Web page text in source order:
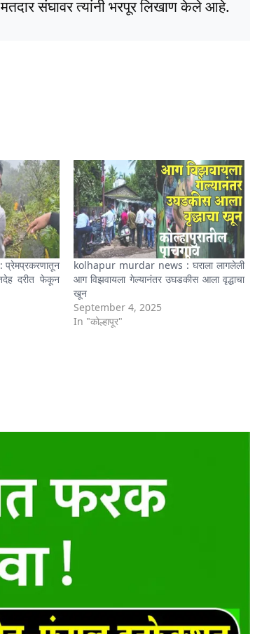
संघावर त्यांनी भरपूर लिखाण केले आहे.
दरीत फेकून
kolhapur murdar news : घराला लागलेली
आग विझवायला गेल्यानंतर उघडकीस आला वृद्धाचा
खून
September 4, 2025
In "कोल्हापूर"